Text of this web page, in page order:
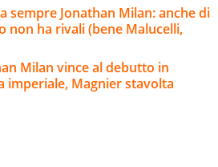
sempre Jonathan Milan: anche di
non ha rivali (bene Malucelli,
Milan vince al debutto in
imperiale, Magnier stavolta